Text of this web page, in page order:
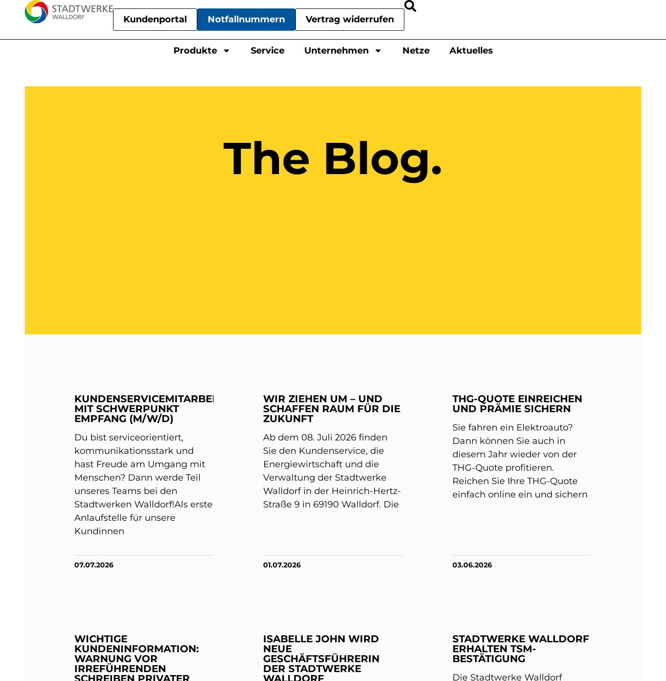
Kundenportal Notfallnummern Vertrag widerrufen
Produkte Service Unternehmen Netze Aktuelles
The Blog.
KUNDENSERVICEMITARBEITER
MIT SCHWERPUNKT
EMPFANG (M/W/D)
Du bist serviceorientiert,
kommunikationsstark und
hast Freude am Umgang mit
Menschen? Dann werde Teil
unseres Teams bei den
Stadtwerken Walldorf!Als erste
Anlaufstelle für unsere
Kundinnen
07.07.2026
WIR ZIEHEN UM – UND
SCHAFFEN RAUM FÜR DIE
ZUKUNFT
Ab dem 08. Juli 2026 finden
Sie den Kundenservice, die
Energiewirtschaft und die
Verwaltung der Stadtwerke
Walldorf in der Heinrich-Hertz-
Straße 9 in 69190 Walldorf. Die
01.07.2026
THG-QUOTE EINREICHEN
UND PRÄMIE SICHERN
Sie fahren ein Elektroauto?
Dann können Sie auch in
diesem Jahr wieder von der
THG-Quote profitieren.
Reichen Sie Ihre THG-Quote
einfach online ein und sichern
03.06.2026
WICHTIGE
KUNDENINFORMATION:
WARNUNG VOR
IRREFÜHRENDEN
SCHREIBEN PRIVATER
ISABELLE JOHN WIRD
NEUE
GESCHÄFTSFÜHRERIN
DER STADTWERKE
WALLDORF
STADTWERKE WALLDORF
ERHALTEN TSM-
BESTÄTIGUNG
Die Stadtwerke Walldorf